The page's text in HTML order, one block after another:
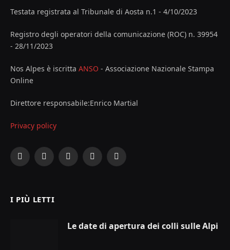
Testata registrata al Tribunale di Aosta n.1 - 4/10/2023
Registro degli operatori della comunicazione (ROC) n. 39954
- 28/11/2023
Nos Alpes è iscritta ANSO - Associazione Nazionale Stampa
Online
Direttore responsabile:Enrico Martial
Privacy policy
Facebook
X
InstagramYouTubeLinkedIn
I PIÙ LETTI
Le date di apertura dei colli sulle Alpi